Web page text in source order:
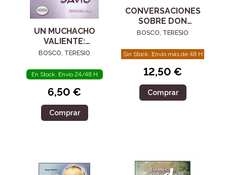
UN MUCHACHO
VALIENTE:
DOMINGO SAVIO
BOSCO, TERESIO
En Stock. Envío 24/48 H
6,50 €
Comprar
CONVERSACIONES
SOBRE DON
BOSCO
BOSCO, TERESIO
Sin Stock. Envío más de 48 H
12,50 €
Comprar